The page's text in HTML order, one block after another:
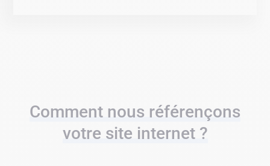
Comment nous référençons
votre site internet ?